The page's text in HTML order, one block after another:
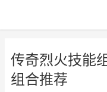
传奇烈火技能
组合推荐